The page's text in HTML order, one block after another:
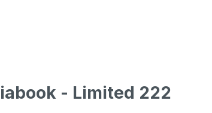
- Limited 222